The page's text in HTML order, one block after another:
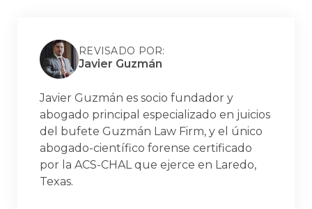
REVISADO POR:
Javier Guzmán
Javier Guzmán es socio fundador y
abogado principal especializado en juicios
del bufete Guzmán Law Firm, y el único
abogado-científico forense certificado
por la ACS-CHAL que ejerce en Laredo,
Texas.